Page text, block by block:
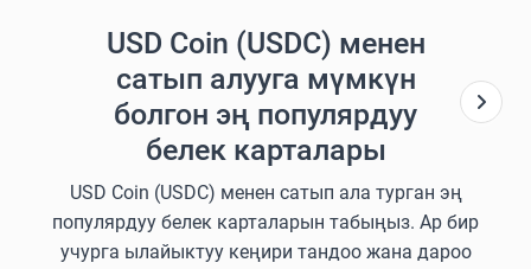
USD Coin (USDC) менен
сатып алууга мүмкүн
болгон эң популярдуу
белек карталары
USD Coin (USDC) менен сатып ала турган эң
популярдуу белек карталарын табыңыз. Ар бир
учурга ылайыктуу кеңири тандоо жана дароо